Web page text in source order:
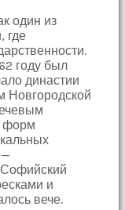
один из
где
году был
династии
Новгородской
форм
—
и
вече.